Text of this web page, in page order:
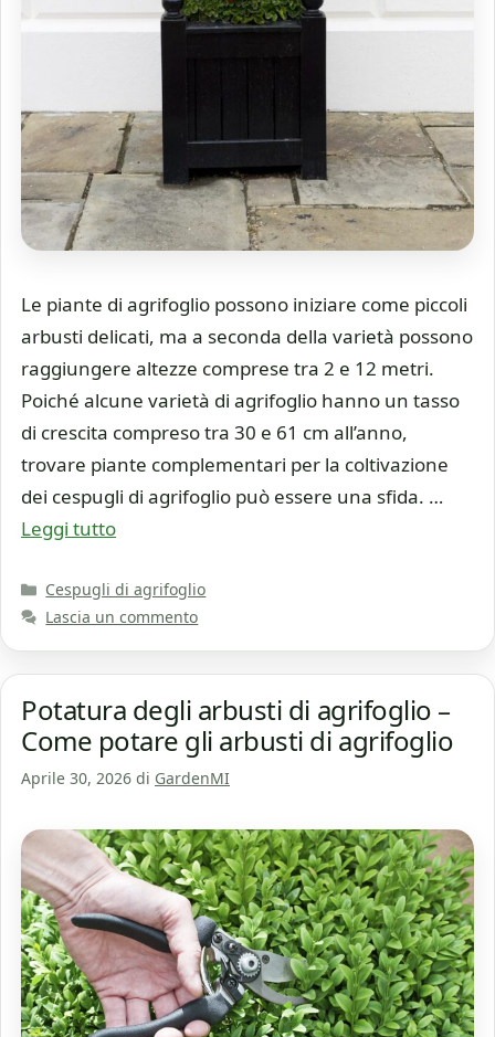
Le piante di agrifoglio possono iniziare come piccoli
arbusti delicati, ma a seconda della varietà possono
raggiungere altezze comprese tra 2 e 12 metri.
Poiché alcune varietà di agrifoglio hanno un tasso
di crescita compreso tra 30 e 61 cm all’anno,
trovare piante complementari per la coltivazione
dei cespugli di agrifoglio può essere una sfida. …
Leggi tutto
Categorie
Cespugli di agrifoglio
Lascia un commento
Potatura degli arbusti di agrifoglio –
Come potare gli arbusti di agrifoglio
Aprile 30, 2026 di GardenMI